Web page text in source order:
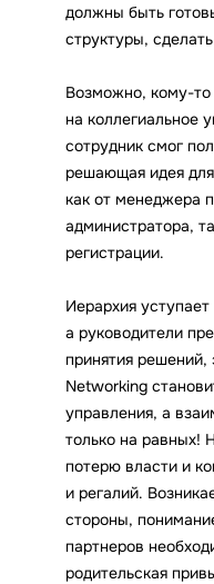
должны быть
структуры,
Возможно, кому-то
на коллегиальное
сотрудник смог
решающая идея
как от менеджера
администратора,
регистрации.
Иерархия
а руководители
принятия решений,
Networking
управления, а
только на равных!
потерю власти и
и регалий.
стороны,
партнеров
родительская